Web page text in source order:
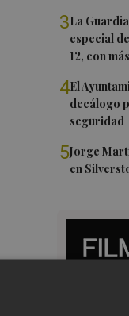
3La
especial
12, con
4El
decálogo
seguridad
5Jorge
en